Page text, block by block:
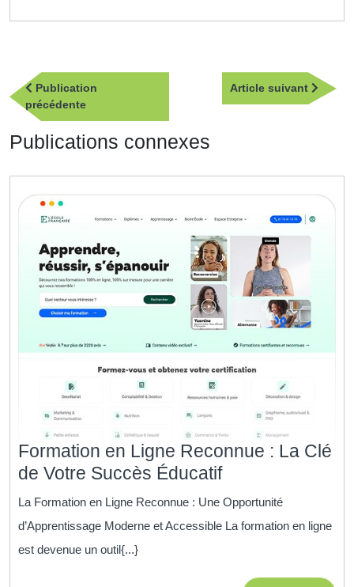
Navigation
de
l’article
Publication
précédentePublication
précédente
Article suivant
Article
Publications connexes
Formation en Ligne Reconnue : La Clé
de Votre Succès ÉducatifFormation
en
Ligne
La Formation en Ligne Reconnue : Une Opportunité
d’Apprentissage Moderne et Accessible La formation en ligne
est devenue un outil{...}